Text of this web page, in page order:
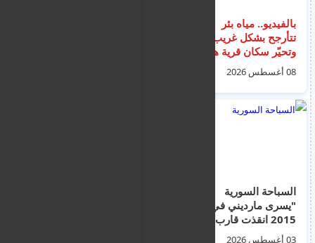
بالفيديو.. مياه بئر
تتأرجح بشكل غريب
وتحيّر سكان قرية هندية
08 أغسطس 2026
السباحة السورية
"يسرى مارديني في عام
2015 انقذت قارب
مطاطي صغير مصمم لـ
03 أغسطس 2026